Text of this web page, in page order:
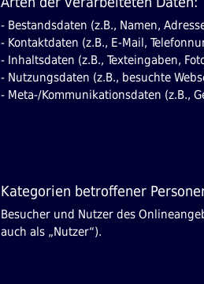
- Bestandsdaten (z.B., Namen,
- Kontaktdaten (z.B., E-Mail,
- Inhaltsdaten (z.B., Texteingaben,
- Nutzungsdaten (z.B., besuchte
- Meta-/Kommunikationsdaten (z.B.,
Kategorien betroffener
Besucher und Nutzer des
auch als „Nutzer“).